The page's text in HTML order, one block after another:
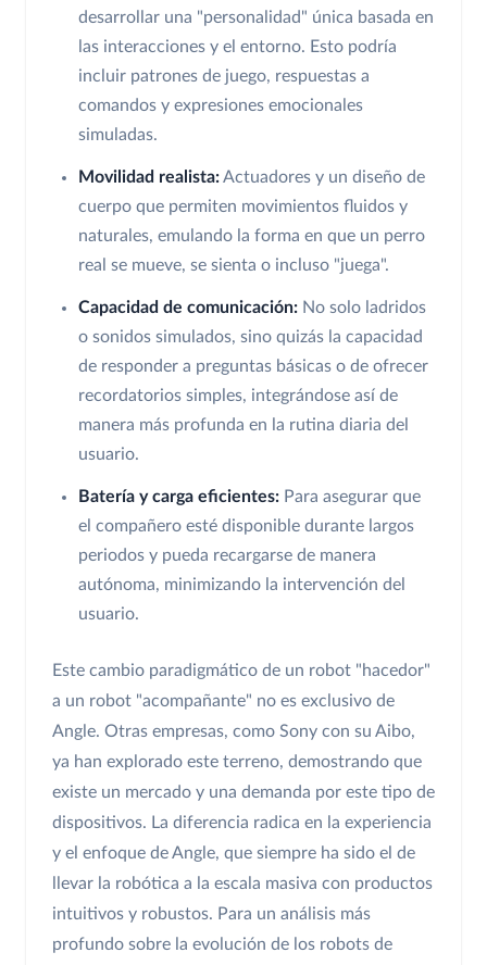
desarrollar una "personalidad" única basada en
las interacciones y el entorno. Esto podría
incluir patrones de juego, respuestas a
comandos y expresiones emocionales
simuladas.
Movilidad realista:Actuadores y un diseño de
cuerpo que permiten movimientos fluidos y
naturales, emulando la forma en que un perro
real se mueve, se sienta o incluso "juega".
Capacidad de comunicación: No solo ladridos
o sonidos simulados, sino quizás la capacidad
de responder a preguntas básicas o de ofrecer
recordatorios simples, integrándose así de
manera más profunda en la rutina diaria del
usuario.
Batería y carga eficientes: Para asegurar que
el compañero esté disponible durante largos
periodos y pueda recargarse de manera
autónoma, minimizando la intervención del
usuario.
Este cambio paradigmático de un robot "hacedor"
a un robot "acompañante" no es exclusivo de
Angle. Otras empresas, como Sony con su Aibo,
ya han explorado este terreno, demostrando que
existe un mercado y una demanda por este tipo de
dispositivos. La diferencia radica en la experiencia
y el enfoque de Angle, que siempre ha sido el de
llevar la robótica a la escala masiva con productos
intuitivos y robustos. Para un análisis más
profundo sobre la evolución de los robots de